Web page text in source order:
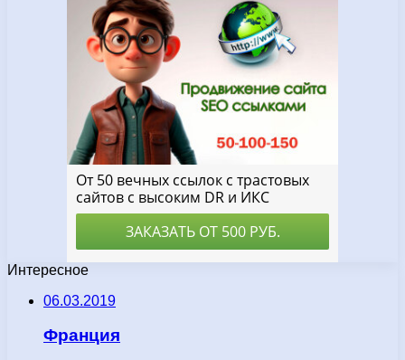
Интересное
06.03.2019
Франция